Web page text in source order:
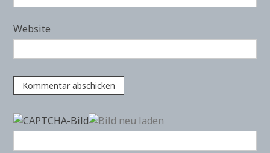
Website